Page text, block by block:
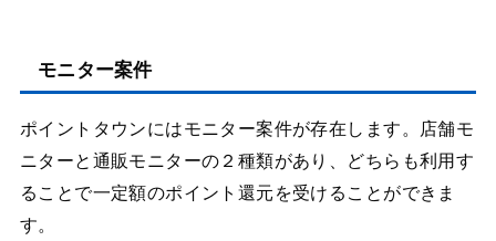
モニター案件
ポイントタウンにはモニター案件が存在します。店舗モ
ニターと通販モニターの２種類があり、どちらも利用す
ることで一定額のポイント還元を受けることができま
す。